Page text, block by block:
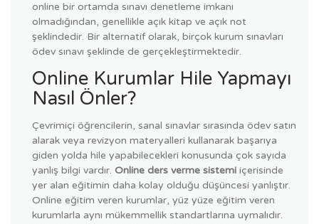
online bir ortamda sınavı denetleme imkanı
olmadığından, genellikle açık kitap ve açık not
şeklindedir. Bir alternatif olarak, birçok kurum sınavları
ödev sınavı şeklinde de gerçekleştirmektedir.
Online Kurumlar Hile Yapmayı
Nasıl Önler?
Çevrimiçi öğrencilerin, sanal sınavlar sırasında ödev satın
alarak veya revizyon materyalleri kullanarak başarıya
giden yolda hile yapabilecekleri konusunda çok sayıda
yanlış bilgi vardır. Online ders verme sistemi içerisinde
yer alan eğitimin daha kolay olduğu düşüncesi yanlıştır.
Online eğitim veren kurumlar, yüz yüze eğitim veren
kurumlarla aynı mükemmellik standartlarına uymalıdır.